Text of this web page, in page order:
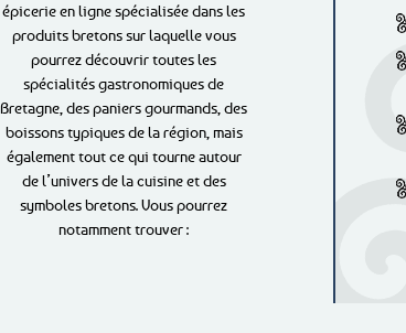
épicerie en ligne spécialisée dans les
produits bretons sur laquelle vous
pourrez découvrir toutes les
spécialités gastronomiques de
Bretagne, des paniers gourmands, des
boissons typiques de la région, mais
également tout ce qui tourne autour
de l’univers de la cuisine et des
symboles bretons. Vous pourrez
notamment trouver :